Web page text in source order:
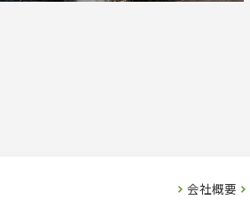
会社概要